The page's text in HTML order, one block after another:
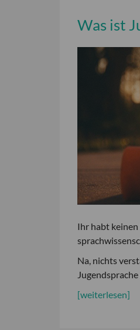
Was ist
Ihr habt keinen
Na, nichts
[weiterlesen]